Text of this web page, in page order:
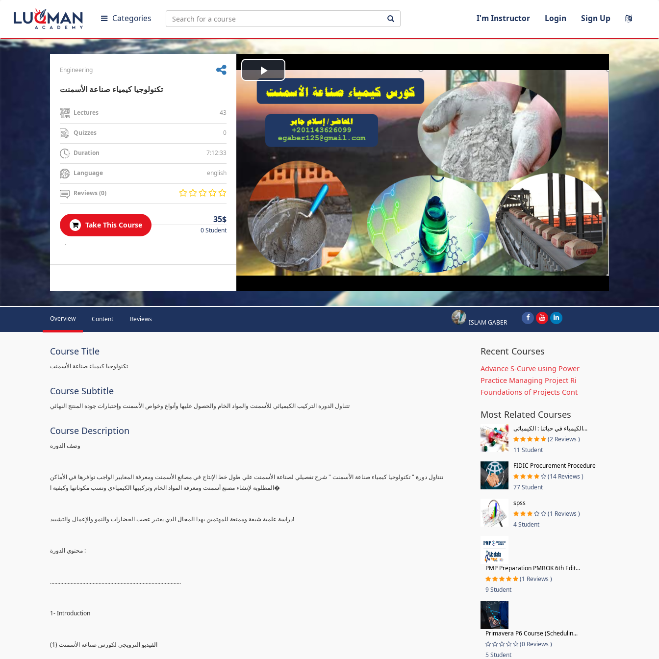
Categories I'm Instructor Login Sign Up
Engineering
تكنولوجيا كيمياء صناعة الأسمنت
Lectures 43
Quizzes 0
Duration 7:12:33
Language english
Reviews (0)
Take This Course
35$
0 Student
.
Play
Video
Overview Content Reviews ISLAM GABER
Course Title
تكنولوجيا كيمياء صناعة الأسمنت
Course Subtitle
تتناول الدورة التركيب الكيميائي للأسمنت والمواد الخام والحصول عليها وأنواع وخواص الأسمنت وإختبارات جودة المنتج النهائي
Course Description
وصف الدورة
تتناول دورة " تكنولوجيا كيمياء صناعة الأسمنت " شرح تفصيلي لصناعة الأسمنت علي طول خط الإنتاج في مصانع الأسمنت ومعرفة المعايير الواجب توافرها في الأماكن
المطلوبة لإنشاء مصنع أسمنت ومعرفة المواد الخام وتركيبها الكيمياءي ونسب مكوناتها وكيفية ا�
دراسة علمية شيقة وممتعة للمهتمين بهذا المجال الذي يعتبر عصب الحضارات والنمو والإعمال والتشييد!
محتوي الدورة :
.........................................................................................
1- Introduction
(1) الفيديو الترويجي لكورس صناعة الأسمنت
Recent Courses
Advance S-Curve using Power
Practice Managing Project Ri
Foundations of Projects Cont
Most Related Courses
الكيمياء في حياتنا : الكيميائى...
(2 Reviews )
11 Student
FIDIC Procurement Procedure
(14 Reviews )
77 Student
spss
(1 Reviews )
4 Student
PMP Preparation PMBOK 6th Edit...
(1 Reviews )
9 Student
Primavera P6 Course (Schedulin...
(0 Reviews )
5 Student